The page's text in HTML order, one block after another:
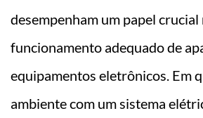
desempenham um papel crucial
funcionamento adequado de
equipamentos eletrônicos. Em
ambiente com um sistema